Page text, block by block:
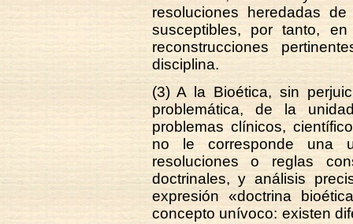
resoluciones heredadas
susceptibles, por tanto,
reconstrucciones
disciplina.
(3) A la Bioética, sin
problemática, de la
problemas clínicos,
no le corresponde una
resoluciones o reglas
doctrinales, y análisis
expresión «doctrina
concepto unívoco: existen